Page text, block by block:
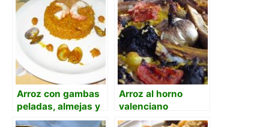
Arroz con gambas
peladas, almejas y
garbanzos
Arroz al horno
valenciano